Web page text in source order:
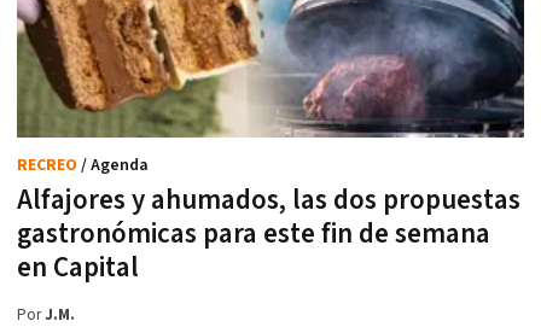
Alfajores y ahumados, las dos propuestas
gastronómicas para este fin de semana
en Capital
RECREO / Agenda
PorJ.M.